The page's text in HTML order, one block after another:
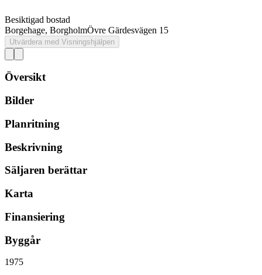
Besiktigad bostad
Borgehage, BorgholmÖvre Gärdesvägen 15
Utvärdera med Visningshjälpen
Översikt
Bilder
Planritning
Beskrivning
Säljaren berättar
Karta
Finansiering
Byggår
1975